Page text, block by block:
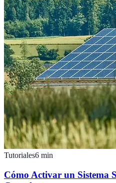
Tutoriales6 min
Cómo Activar un Sistema